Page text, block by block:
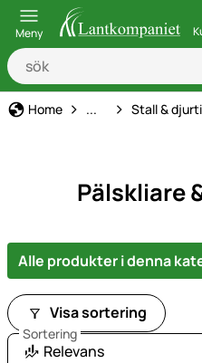
Meny
Home Hem, gård & stall
... Stall &
Pälskliare
Alle produkter i denna
Visa sortering
Sortering
Relevans